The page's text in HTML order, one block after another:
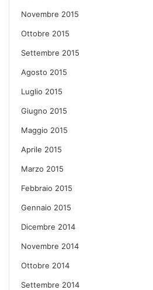
Novembre 2015
Ottobre 2015
Settembre 2015
Agosto 2015
Luglio 2015
Giugno 2015
Maggio 2015
Aprile 2015
Marzo 2015
Febbraio 2015
Gennaio 2015
Dicembre 2014
Novembre 2014
Ottobre 2014
Settembre 2014